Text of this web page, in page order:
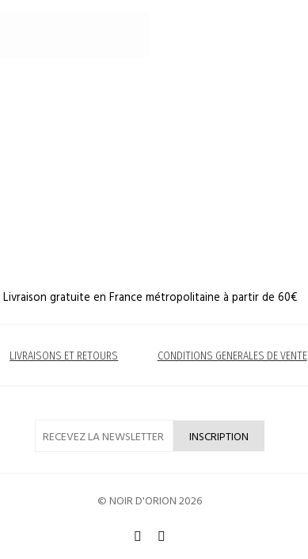
Livraison gratuite en France métropolitaine à partir de 60€
LIVRAISONS ET RETOURS CONDITIONS GENERALES DE VENTE
© NOIR D'ORION 2026